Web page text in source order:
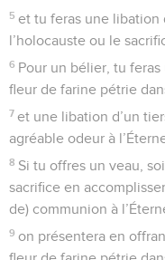
5 et tu feras une libation
l’holocauste ou le
6 Pour un bélier, tu
fleur de farine pétrie
7 et une libation d’un
agréable odeur à
8 Si tu offres un veau,
sacrifice en
de) communion à
9 on présentera en